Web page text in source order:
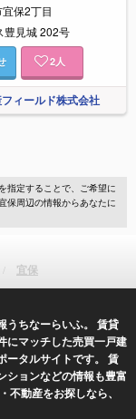
保2丁目
豊見城 202号
2人
ィールド株式会社
指定することで、ご希望に
保周辺の情報からあなたに
宜保
うちなーらいふ。 賃貸
にマッチした売買一戸建
ータルサイトです。 賃
ションなどの情報も豊富
不動産をお探しなら、